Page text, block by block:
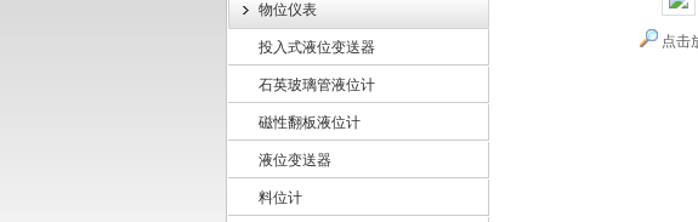
上海轩顼电气设备有限公司
物位仪表
投入式液位变送器
石英玻璃管液位计
磁性翻板液位计
液位变送器
料位计
点击